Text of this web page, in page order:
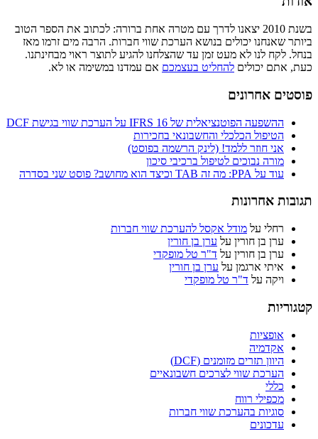
בשנת 2010 יצאנו לדרך עם מטרה אחת ברורה: לכתוב את הספר הטוב
ביותר שאנחנו יכולים בנושא הערכת שווי חברות. הרבה מים זרמו מאז
בנחל. לקח לנו לא מעט זמן עד שהצלחנו להגיע לתוצר ראוי מבחינתנו.
כעת, אתם יכולים להחליט בעצמכם אם עמדנו במשימה או לא.
פוסטים אחרונים
ההשפעה הפוטנציאלית של IFRS 16 על הערכת שווי בגישת DCF
הטיפול הכלכלי והחשבונאי בחכירות
אני חוזר ללמד! (לינק הרשמה בפוסט)
מורה נבוכים לטיפול ברכיבי סיכון
עוד על PPA: מה זה TAB וכיצד הוא מחושב? פוסט שני בסדרה
תגובות אחרונות
רחלי על מודל אקסל להערכת שווי חברות
ערן בן חורין על ערן בן חורין
ערן בן חורין על ד"ר טל מופקדי
איתי ארגמן על ערן בן חורין
ויקה על ד"ר טל מופקדי
קטגוריות
אופציות
אקדמיה
היוון תזרים מזומנים (DCF)
הערכת שווי לצרכים חשבונאיים
כללי
מכפילי רווח
סוגיות בהערכת שווי חברות
עדכונים